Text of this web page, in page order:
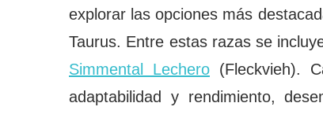
explorar las opciones más
Taurus. Entre estas razas se
Simmental Lechero(Fleckvieh).
adaptabilidad y rendimiento,